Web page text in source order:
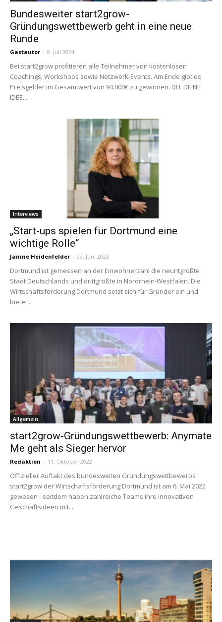
Bundesweiter start2grow-
Gründungswettbewerb geht in eine neue
Runde
Gastautor - 8. Juli 2024
Bei start2grow profitieren alle Teilnehmer von kostenlosen
Coachings, Workshops sowie Netzwerk-Events. Am Ende gibt es
Preisgelder im Gesamtwert von 94.000€ zu gewinnen. DU. DEINE
IDEE....
Interviews
„Start-ups spielen für Dortmund eine
wichtige Rolle“
Janine Heidenfelder - 29. Juni 2023
Dortmund ist gemessen an der Einwohnerzahl die neuntgrößte
Stadt Deutschlands und drittgrößte in Nordrhein-Westfalen. Die
Wirtschaftsförderung Dortmund setzt sich für Gründer ein und
bietet...
Allgemein
start2grow-Gründungswettbewerb: Anymate
Me geht als Sieger hervor
Redaktion - 11. Oktober 2022
Offizieller Auftakt des bundesweiten Gründungswettbewerbs
start2grow der Wirtschaftsförderung Dortmund ist am 6. Mai 2022
gewesen - seitdem haben zahlreiche Teams ihre innovativen
Geschäftsideen mit...